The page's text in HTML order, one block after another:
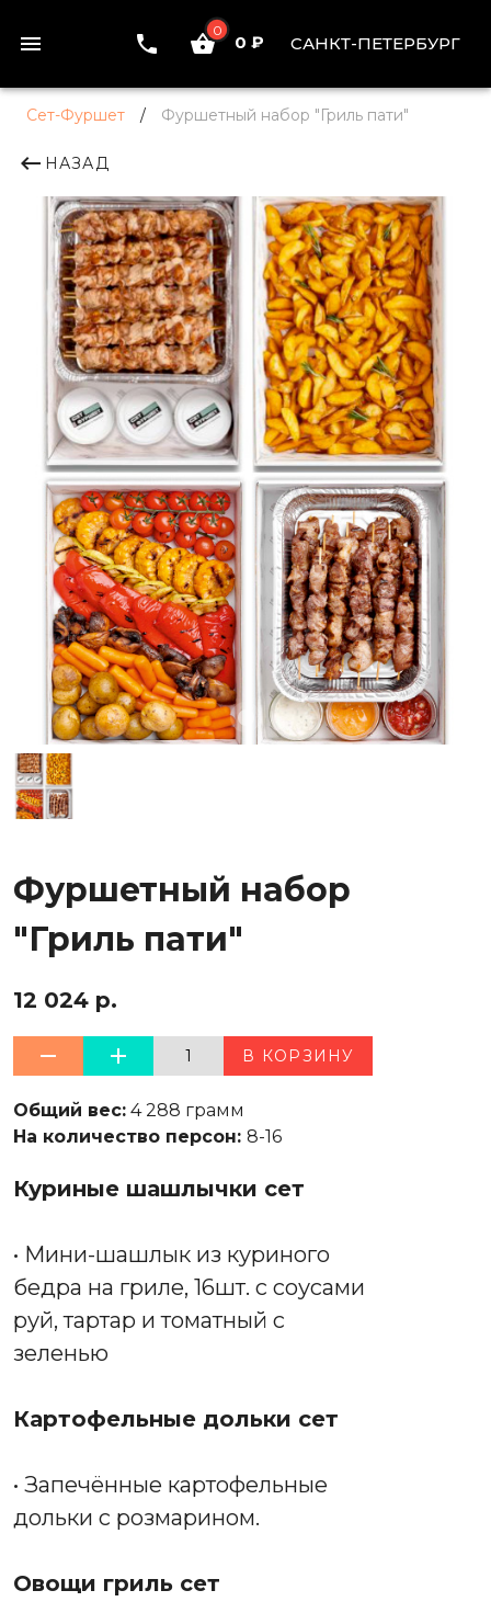
0
0 ₽ САНКТ-ПЕТЕРБУРГ
Сет-Фуршет / Фуршетный набор "Гриль пати"
НАЗАД
Фуршетный набор
"Гриль пати"
12 024 р.
1 В КОРЗИНУ
Общий вес: 4 288 грамм
На количество персон: 8-16
Куриные шашлычки сет
• Мини-шашлык из куриного
бедра на гриле, 16шт. с соусами
руй, тартар и томатный с
зеленью
Картофельные дольки сет
• Запечённые картофельные
дольки с розмарином.
Овощи гриль сет